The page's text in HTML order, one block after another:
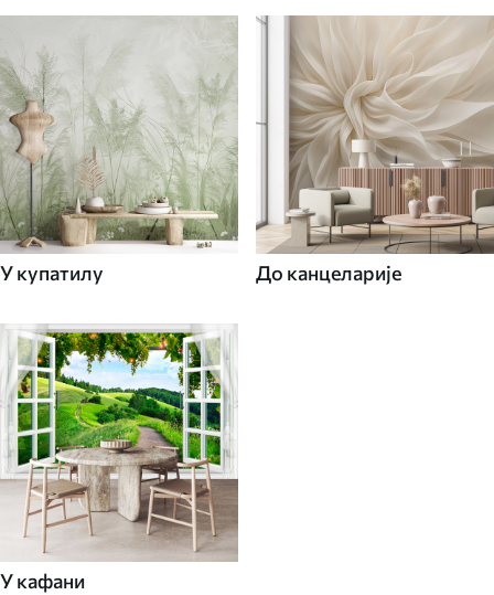
У купатилу До канцеларије
У кафани